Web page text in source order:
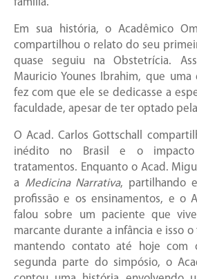
família.
Em sua história, o Acadêmico
compartilhou o relato do seu
quase seguiu na Obstetrícia.
Mauricio Younes Ibrahim, que uma
fez com que ele se dedicasse a
faculdade, apesar de ter optado
O Acad. Carlos Gottschall
inédito no Brasil e o
tratamentos. Enquanto o Acad.
a Medicina Narrativa, partilhando
profissão e os ensinamentos, e o
falou sobre um paciente que
marcante durante a infância e isso
mantendo contato até hoje com
segunda parte do simpósio, o